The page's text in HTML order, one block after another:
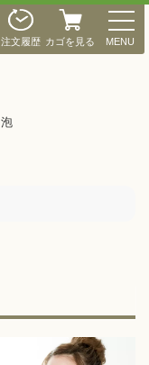
注文履歴 カゴを見る
M
E
N
MENU
泡